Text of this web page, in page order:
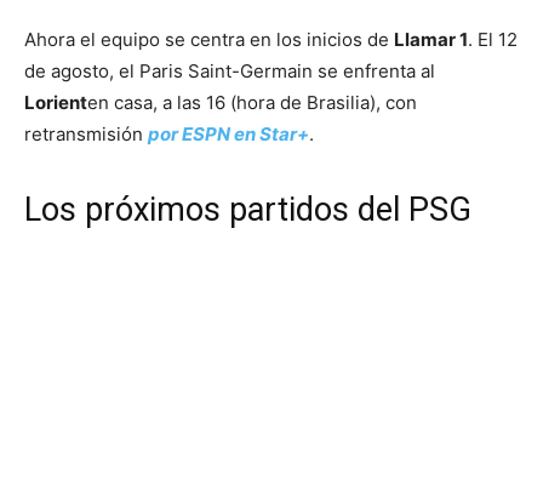
Ahora el equipo se centra en los inicios de Llamar 1. El 12
de agosto, el Paris Saint-Germain se enfrenta al
Lorienten casa, a las 16 (hora de Brasilia), con
retransmisión por ESPN en Star+.
Los próximos partidos del PSG